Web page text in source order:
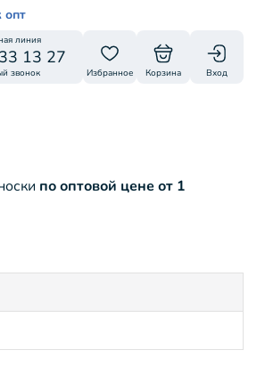
опт
линия
13 27
звонок Избранное Корзина Вход
по оптовой цене от 1